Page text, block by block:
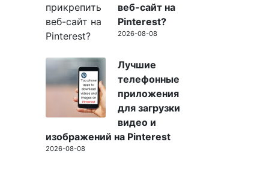
веб-сайт на
Pinterest?
2026-08-08
Лучшие
телефонные
приложения
для загрузки
видео и
изображений на Pinterest
2026-08-08